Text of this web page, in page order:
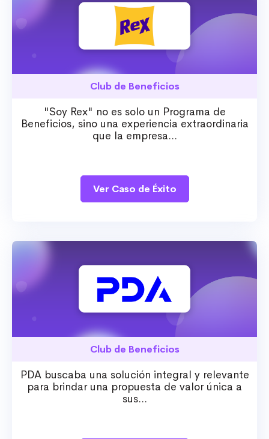
Club de Beneficios
"Soy Rex" no es solo un Programa de
Beneficios, sino una experiencia extraordinaria
que la empresa...
Ver Caso de Éxito
Club de Beneficios
PDA buscaba una solución integral y relevante
para brindar una propuesta de valor única a
sus...